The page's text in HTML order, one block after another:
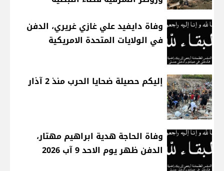
وفاة دايفيد علي غازي غريري، الدفن
في الولايات المتحدة الامريكية
إليكم حصيلة ضحايا الحرب منذ 2 آذار
وفاة الحاجة هدية ابراهيم مهتار،
الدفن ظهر يوم الاحد 9 آب 2026